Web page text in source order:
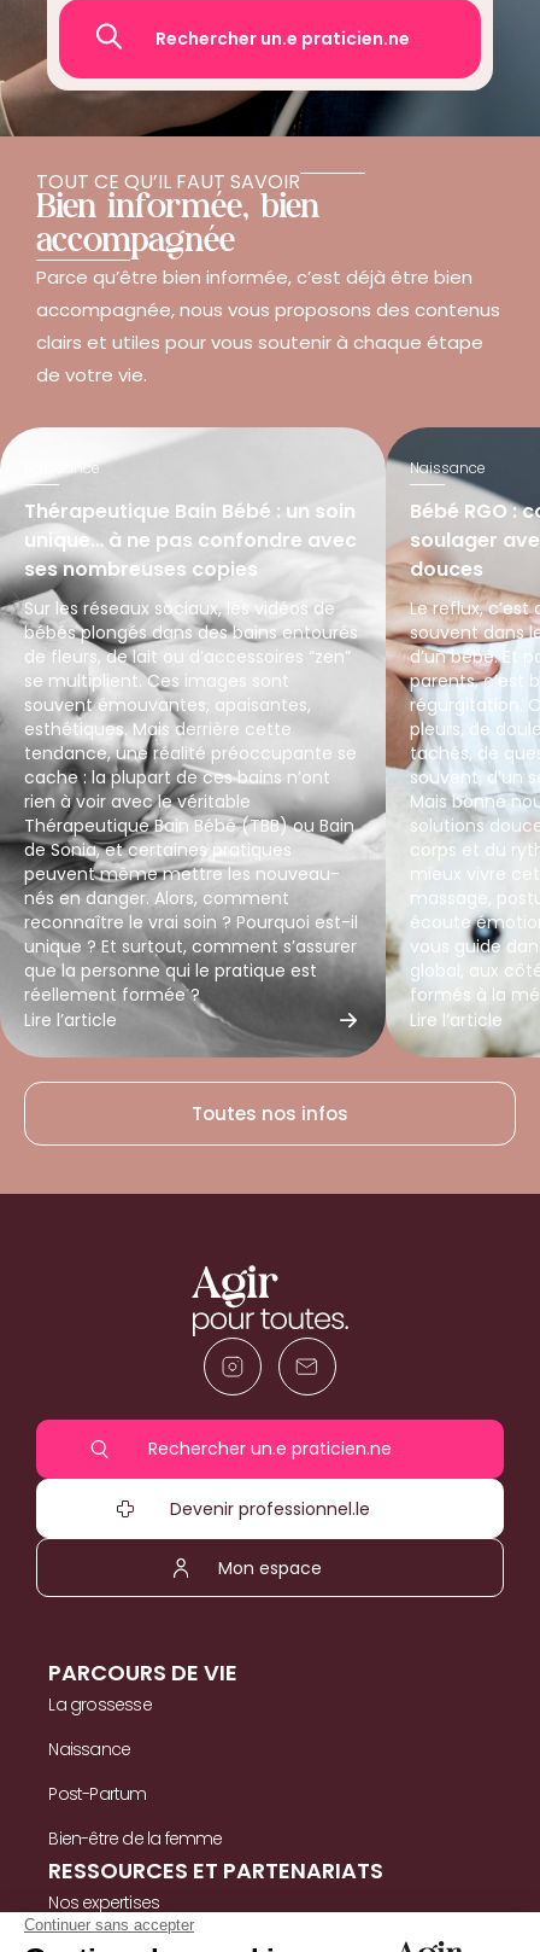
Recherche
TOUT CE QU’IL FAUT SAVOIR
Bien informée, bien
accompagnée
Parce qu’être bien informée, c’est déjà être bien
accompagnée, nous vous proposons des contenus
clairs et utiles pour vous soutenir à chaque étape
de votre vie.
Naissance
Thérapeutique Bain Bébé : un soin
unique… à ne pas confondre avec
ses nombreuses copies
Sur les réseaux sociaux, les vidéos de
bébés plongés dans des bains entourés
de fleurs, de lait ou d’accessoires “zen”
se multiplient. Ces images sont
souvent émouvantes, apaisantes,
esthétiques. Mais derrière cette
tendance, une réalité préoccupante se
cache : la plupart de ces bains n’ont
rien à voir avec le véritable
Thérapeutique Bain Bébé (TBB) ou Bain
de Sonia, et certaines pratiques
peuvent même mettre les nouveau-
nés en danger. Alors, comment
reconnaître le vrai soin ? Pourquoi est-il
unique ? Et surtout, comment s’assurer
que la personne qui le pratique est
réellement formée ?
Lire l’article
Naissance
Bébé RGO :
soulager
douces
Le reflux,
souvent dans
d’un bébé. Et
parents, c’est
régurgitation.
pleurs, de
tachés, de
souvent, d’un
Mais bonne
solutions
corps et du
mieux vivre
massage,
écoute
vous guide
global, aux
formés à la
Lire l’article
Toutes nos infos
Rechercher un.e praticien.ne
Devenir professionnel.le
Mon espace
PARCOURS DE VIE
La grossesse
Naissance
Post-Partum
Bien-être de la femme
RESSOURCES ET PARTENARIATS
Nos expertises